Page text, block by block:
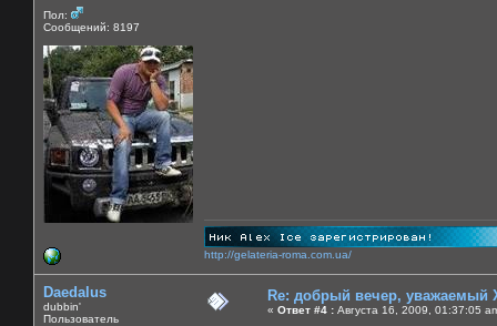
Пол:
Сообщений: 8197
http://gelateria-roma.com.ua/
Daedalus
dubbin'
Пользователь
Re: добрый вечер, уважаемый
« Ответ #4 : Августа 16, 2009, 01:37:05